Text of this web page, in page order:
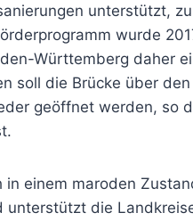
unterstützt,
wurde
Württemberg daher
soll die Brücke über
geöffnet werden, so
einem maroden
unterstützt die